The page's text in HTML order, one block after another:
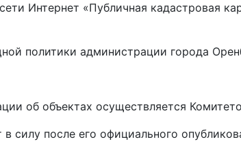
Интернет «Публичная кадастровая
политики администрации города
об объектах осуществляется
силу после его официального